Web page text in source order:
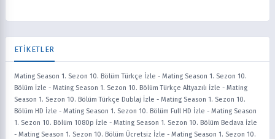
ETİKETLER
Mating Season 1. Sezon 10. Bölüm Türkçe İzle - Mating Season 1. Sezon 10.
Bölüm İzle - Mating Season 1. Sezon 10. Bölüm Türkçe Altyazılı İzle - Mating
Season 1. Sezon 10. Bölüm Türkçe Dublaj İzle - Mating Season 1. Sezon 10.
Bölüm HD İzle - Mating Season 1. Sezon 10. Bölüm Full HD İzle - Mating Season
1. Sezon 10. Bölüm 1080p İzle - Mating Season 1. Sezon 10. Bölüm Bedava İzle
- Mating Season 1. Sezon 10. Bölüm Ücretsiz İzle - Mating Season 1. Sezon 10.